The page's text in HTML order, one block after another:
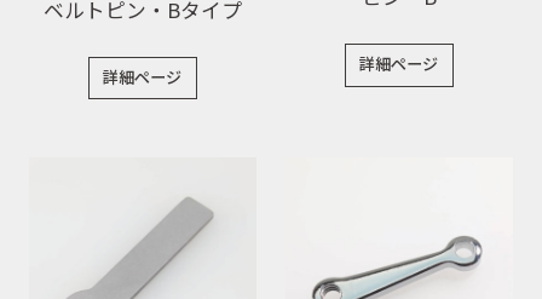
ベルトピン・Bタイプ
詳細ページ
詳細ページ